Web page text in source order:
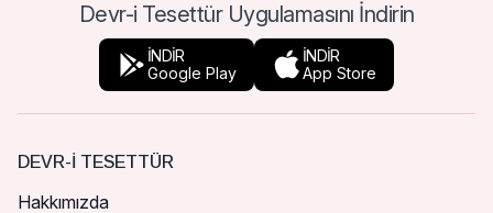
Devr-i Tesettür Uygulamasını İndirin
İNDİR
Google Play
İNDİR
App Store
DEVR-I TESETTÜR
Hakkımızda